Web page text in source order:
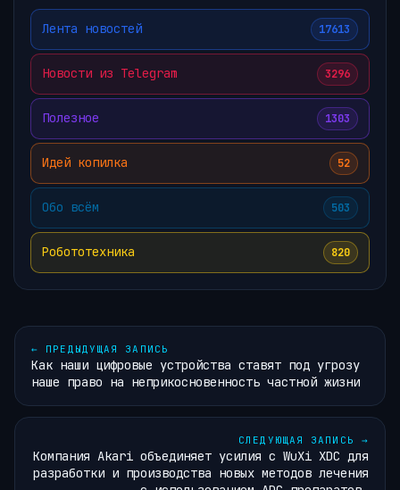
Лента новостей 17613
Новости из Telegram 3296
Полезное 1303
Идей копилка 52
Обо всём 503
Робототехника 820
← ПРЕДЫДУЩАЯ ЗАПИСЬ
Как наши цифровые устройства ставят под угрозу
наше право на неприкосновенность частной жизни
СЛЕДУЮЩАЯ ЗАПИСЬ →
Компания Akari объединяет усилия с WuXi XDC для
разработки и производства новых методов лечения